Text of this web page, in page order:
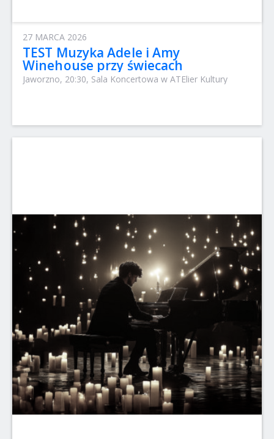
27 MARCA 2026
TEST Muzyka Adele i Amy
Winehouse przy świecach
Jaworzno, 20:30, Sala Koncertowa w ATElier Kultury